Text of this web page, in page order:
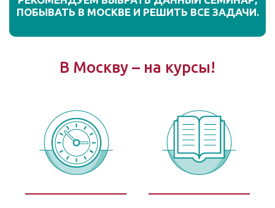
ПОБЫВАТЬ В МОСКВЕ И РЕШИТЬ ВСЕ ЗАДАЧИ.
В Москву – на курсы!